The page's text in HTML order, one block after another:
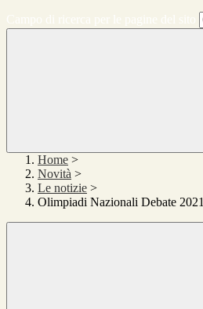
Home >
Novità >
Le notizie >
Olimpiadi Nazionali Debate 2021